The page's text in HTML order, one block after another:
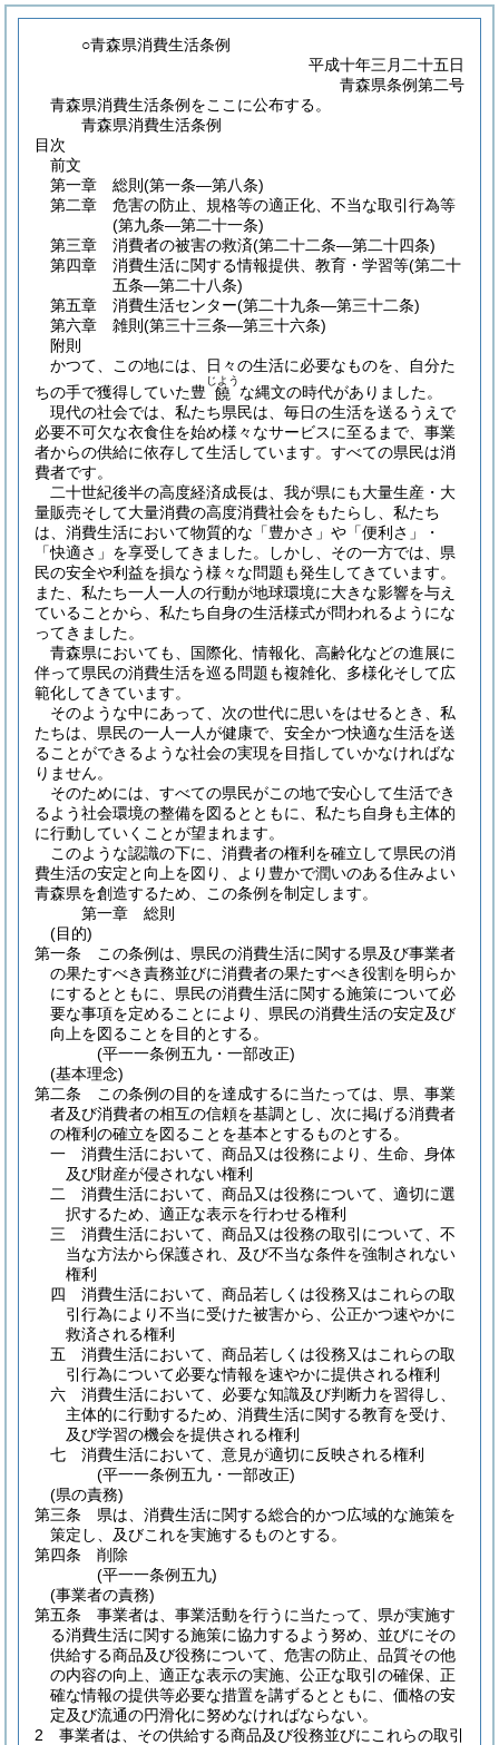
○青森県消費生活条例
平成十年三月二十五日
青森県条例第二号
青森県消費生活条例をここに公布する。
青森県消費生活条例
目次
前文
第一章
総則 (第一条―第八条)
第二章
危害の防止、規格等の適正化、不当な取引行為等
(第九条―第二十一条)
第三章
消費者の被害の救済(第二十二条―第二十四条)
第四章
消費生活に関する情報提供、教育・学習等(第二十
五条―第二十八条)
第五章
消費生活センター(第二十九条―第三十二条)
第六章
雑則 (第三十三条―第三十六条)
附則
かつて、この地には、日々の生活に必要なものを、自分た
ちの手で獲得していた豊 饒
じよう
な縄文の時代がありました。
現代の社会では、私たち県民は、毎日の生活を送るうえで
必要不可欠な衣食住を始め様々なサービスに至るまで、事業
者からの供給に依存して生活しています。すべての県民は消
費者です。
二十世紀後半の高度経済成長は、我が県にも大量生産・大
量販売そして大量消費の高度消費社会をもたらし、私たち
は、消費生活において物質的な「豊かさ」や「便利さ」・
「快適さ」を享受してきました。しかし、その一方では、県
民の安全や利益を損なう様々な問題も発生してきています。
また、私たち一人一人の行動が地球環境に大きな影響を与え
ていることから、私たち自身の生活様式が問われるようにな
ってきました。
青森県においても、国際化、情報化、高齢化などの進展に
伴って県民の消費生活を巡る問題も複雑化、多様化そして広
範化してきています。
そのような中にあって、次の世代に思いをはせるとき、私
たちは、県民の一人一人が健康で、安全かつ快適な生活を送
ることができるような社会の実現を目指していかなければな
りません。
そのためには、すべての県民がこの地で安心して生活でき
るよう社会環境の整備を図るとともに、私たち自身も主体的
に行動していくことが望まれます。
このような認識の下に、消費者の権利を確立して県民の消
費生活の安定と向上を図り、より豊かで潤いのある住みよい
青森県を創造するため、この条例を制定します。
第一章
総則
(目的)
第一条
この条例は、県民の消費生活に関する県及び事業者
の果たすべき責務並びに消費者の果たすべき役割を明らか
にするとともに、県民の消費生活に関する施策について必
要な事項を定めることにより、県民の消費生活の安定及び
向上を図ることを目的とする。
(平一一条例五九・一部改正)
(基本理念)
第二条
この条例の目的を達成するに当たっては、県、事業
者及び消費者の相互の信頼を基調とし、次に掲げる消費者
の権利の確立を図ることを基本とするものとする。
一
消費生活において、商品又は役務により、生命、身体
及び財産が侵されない権利
二
消費生活において、商品又は役務について、適切に選
択するため、適正な表示を行わせる権利
三
消費生活において、商品又は役務の取引について、不
当な方法から保護され、及び不当な条件を強制されない
権利
四
消費生活において、商品若しくは役務又はこれらの取
引行為により不当に受けた被害から、公正かつ速やかに
救済される権利
五
消費生活において、商品若しくは役務又はこれらの取
引行為について必要な情報を速やかに提供される権利
六
消費生活において、必要な知識及び判断力を習得し、
主体的に行動するため、消費生活に関する教育を受け、
及び学習の機会を提供される権利
七
消費生活において、意見が適切に反映される権利
(平一一条例五九・一部改正)
(県の責務)
第三条
県は、消費生活に関する総合的かつ広域的な施策を
策定し、及びこれを実施するものとする。
第四条
削除
(平一一条例五九)
(事業者の責務)
第五条
事業者は、事業活動を行うに当たって、県が実施す
る消費生活に関する施策に協力するよう努め、並びにその
供給する商品及び役務について、危害の防止、品質その他
の内容の向上、適正な表示の実施、公正な取引の確保、正
確な情報の提供等必要な措置を講ずるとともに、価格の安
定及び流通の円滑化に努めなければならない。
2
事業者は、その供給する商品及び役務並びにこれらの取引